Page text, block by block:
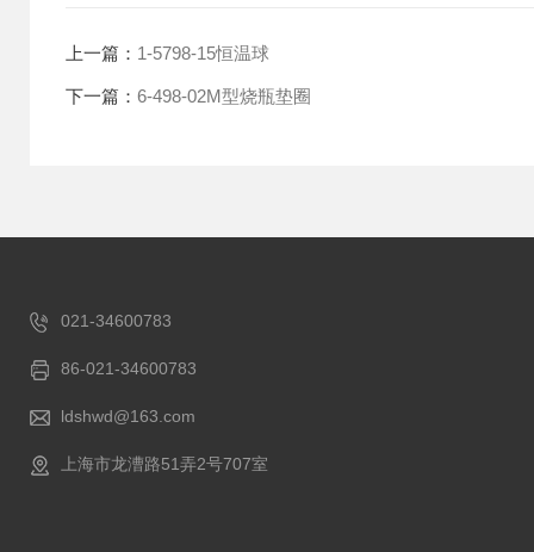
上一篇： 1-5798-15恒温球
下一篇： 6-498-02M型烧瓶垫圈
021-34600783
86-021-34600783
ldshwd@163.com
上海市龙漕路51弄2号707室